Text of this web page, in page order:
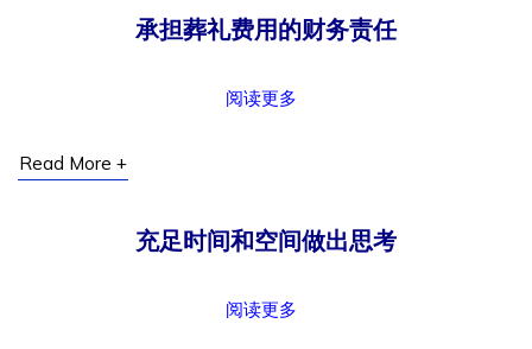
承担葬礼费用的财务责任
阅读更多
Read More +
充足时间和空间做出思考
阅读更多